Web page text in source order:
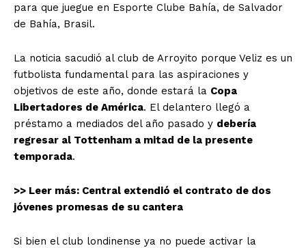
para que juegue en Esporte Clube Bahía, de Salvador
de Bahía, Brasil.
La noticia sacudió al club de Arroyito porque Veliz es un
futbolista fundamental para las aspiraciones y
objetivos de este año, donde estará la Copa
Libertadores de América. El delantero llegó a
préstamo a mediados del año pasado y debería
regresar al Tottenham a mitad de la presente
temporada.
>> Leer más: Central extendió el contrato de dos
jóvenes promesas de su cantera
Si bien el club londinense ya no puede activar la